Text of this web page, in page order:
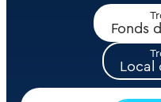
Fonds
Local